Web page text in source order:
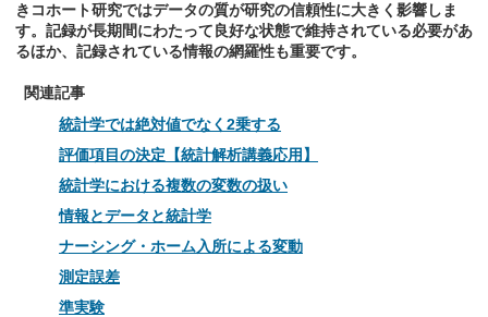
きコホート研究ではデータの質が研究の信頼性に大きく影響しま
す。記録が長期間にわたって良好な状態で維持されている必要があ
るほか、記録されている情報の網羅性も重要です。
関連記事
統計学では絶対値でなく2乗する
評価項目の決定【統計解析講義応用】
統計学における複数の変数の扱い
情報とデータと統計学
ナーシング・ホーム入所による変動
測定誤差
準実験